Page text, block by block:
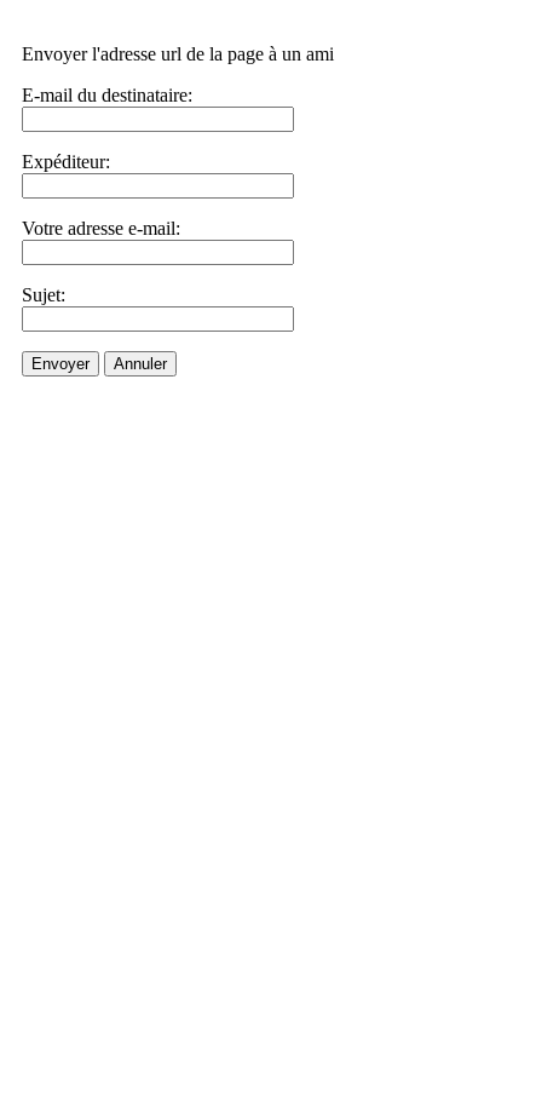
Envoyer l'adresse url de la page à un ami
E-mail du destinataire:
Expéditeur:
Votre adresse e-mail:
Sujet:
Envoyer Annuler